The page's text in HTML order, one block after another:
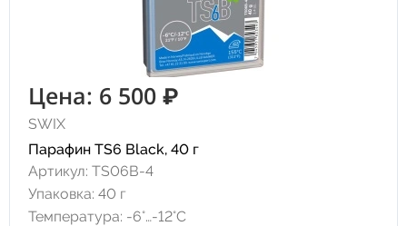
Цена: 6 500 ₽
SWIX
Парафин TS6 Black, 40 г
Артикул: TS06B-4
Упаковка: 40 г
Температура: -6°…-12°C